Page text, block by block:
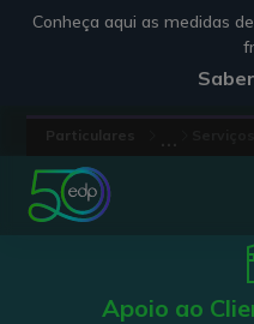
Conheça aqui as medidas
Apoio ao